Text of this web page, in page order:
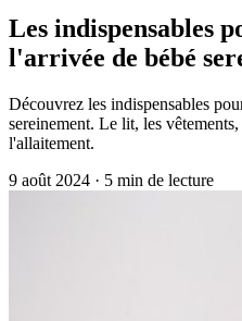
Les indispensables
l'arrivée de bébé
Découvrez les indispensables
sereinement. Le lit, les
l'allaitement.
9 août 2024 · 5 min de lecture